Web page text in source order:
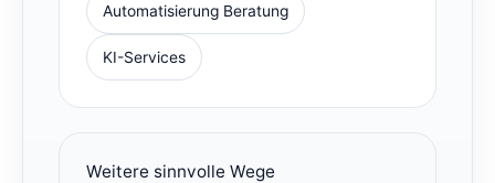
Automatisierung Beratung
KI-Services
Weitere sinnvolle Wege